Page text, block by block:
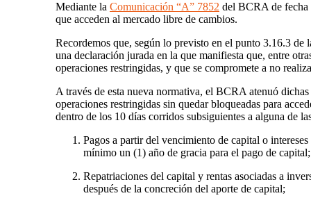
Mediante la Comunicación “A” 7852 del BCRA de fecha
que acceden al mercado libre de cambios.
Recordemos que, según lo previsto en el punto 3.16.3 de
una declaración jurada en la que manifiesta que, entre
operaciones restringidas, y que se compromete a no
A través de esta nueva normativa, el BCRA atenuó
operaciones restringidas sin quedar bloqueadas para
dentro de los 10 días corridos subsiguientes a alguna de
Pagos a partir del vencimiento de capital o
mínimo un (1) año de gracia para el pago de capital;
Repatriaciones del capital y rentas asociadas a
después de la concreción del aporte de capital;